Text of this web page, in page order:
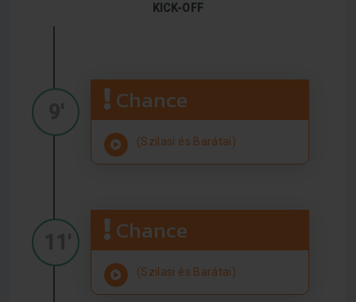
KICK-OFF
Chance
(Szilasi és Barátai)
Chance
(Szilasi és Barátai)